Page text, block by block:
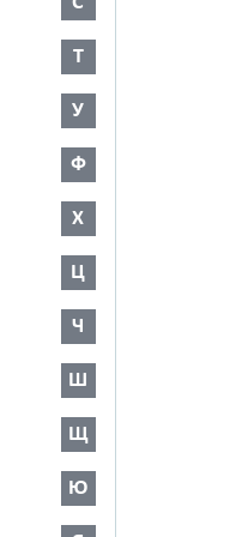
Т
У
Ф
Х
Ц
Ч
Ш
Щ
Ю